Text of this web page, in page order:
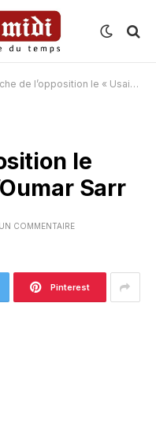
de l’opposition le « Usain Bolt » d’Oumar Sarr
le
Sarr
COMMENTAIRE
Pinterest